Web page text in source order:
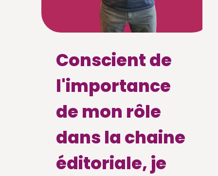
Conscient de
l'importance
de mon rôle
dans la chaine
éditoriale, je